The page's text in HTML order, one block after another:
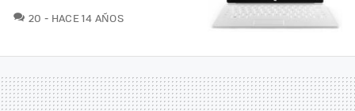
20 COMENTARIOS
HACE 14 AÑOS